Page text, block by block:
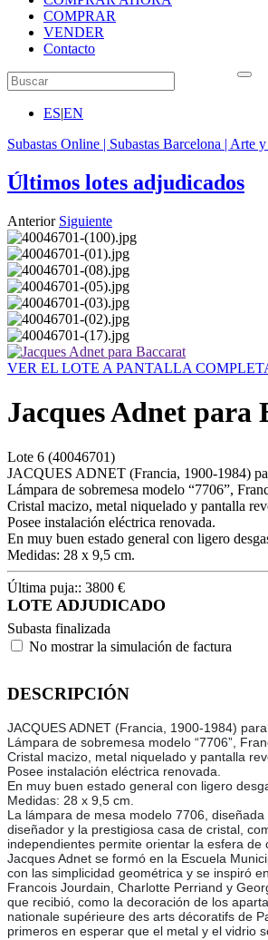
COMPRAR
VENDER
Contacto
ES|EN
Subastas Online | Subastas Barcelona | Arte
Últimos lotes adjudicados
Anterior Siguiente
VER EL LOTE A PANTALLA
Jacques Adnet para
Lote 6 (40046701)
JACQUES ADNET (Francia, 1900-1984)
Lámpara de sobremesa modelo “7706”,
Cristal macizo, metal niquelado y pantalla
Posee instalación eléctrica renovada.
En muy buen estado general con ligero
Medidas: 28 x 9,5 cm.
Última puja:: 3800 €
LOTE ADJUDICADO
Subasta finalizada
No mostrar la simulación de factura
DESCRIPCIÓN
JACQUES ADNET (Francia, 1900-1984)
Lámpara de sobremesa modelo “7706”,
Cristal macizo, metal niquelado y pantalla
Posee instalación eléctrica renovada.
En muy buen estado general con ligero
Medidas: 28 x 9,5 cm.
La lámpara de mesa modelo 7706,
diseñador y la prestigiosa casa de cristal,
independientes permite orientar la esfera
Jacques Adnet se formó en la Escuela
con las simplicidad geométrica y se inspiró
Francois Jourdain, Charlotte Perriand y
que recibió, como la decoración de los
nationale supérieure des arts décoratifs de
primeros en esperar que el metal y el vidrio